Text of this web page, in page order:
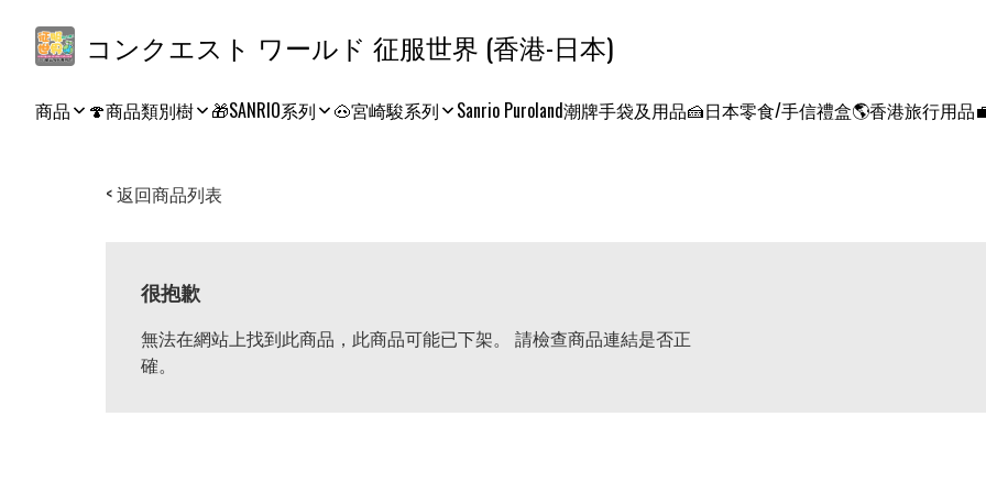
コンクエスト ワールド 征服世界 (香港-日本)
商品 🍄商品類別樹 🎁SANRIO系列 🐽宮崎駿系列 Sanrio Puroland潮牌手袋及用品🍰日本零食/手信禮盒🌎香港旅行用品
< 返回商品列表
很抱歉
無法在網站上找到此商品，此商品可能已下架。 請檢查商品連結是否正
確。